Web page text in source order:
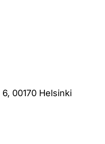
00170 Helsinki